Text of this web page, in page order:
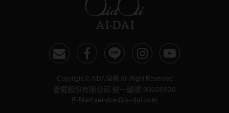
Copyright © AIDAI愛戴 All Right Reserved
愛戴股份有限公司 統一編號:90020920
E-Mail:service@ai-dai.com